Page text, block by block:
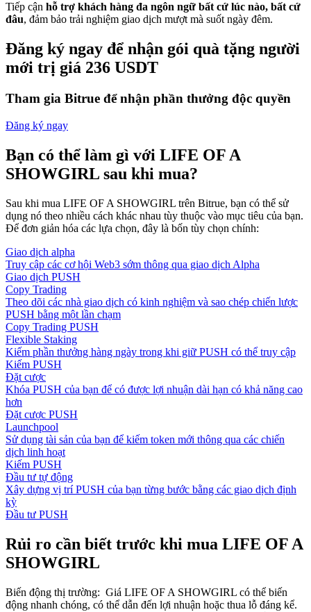
Tiếp cận hỗ trợ khách hàng đa ngôn ngữ bất cứ lúc nào, bất cứ
đâu, đảm bảo trải nghiệm giao dịch mượt mà suốt ngày đêm.
Đăng ký ngay để nhận gói quà tặng người
mới trị giá 236 USDT
Tham gia Bitrue để nhận phần thưởng độc quyền
Đăng ký ngay
Bạn có thể làm gì với LIFE OF A
SHOWGIRL sau khi mua?
Sau khi mua LIFE OF A SHOWGIRL trên Bitrue, bạn có thể sử
dụng nó theo nhiều cách khác nhau tùy thuộc vào mục tiêu của bạn.
Để đơn giản hóa các lựa chọn, đây là bốn tùy chọn chính:
Giao dịch alpha
Truy cập các cơ hội Web3 sớm thông qua giao dịch Alpha
Giao dịch PUSH
Copy Trading
Theo dõi các nhà giao dịch có kinh nghiệm và sao chép chiến lược
PUSH bằng một lần chạm
Copy Trading PUSH
Flexible Staking
Kiếm phần thưởng hàng ngày trong khi giữ PUSH có thể truy cập
Kiếm PUSH
Đặt cược
Khóa PUSH của bạn để có được lợi nhuận dài hạn có khả năng cao
hơn
Đặt cược PUSH
Launchpool
Sử dụng tài sản của bạn để kiếm token mới thông qua các chiến
dịch linh hoạt
Kiếm PUSH
Đầu tư tự động
Xây dựng vị trí PUSH của bạn từng bước bằng các giao dịch định
kỳ
Đầu tư PUSH
Rủi ro cần biết trước khi mua LIFE OF A
SHOWGIRL
Biến động thị trường: Giá LIFE OF A SHOWGIRL có thể biến
động nhanh chóng, có thể dẫn đến lợi nhuận hoặc thua lỗ đáng kể.